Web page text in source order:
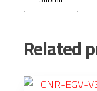
Related